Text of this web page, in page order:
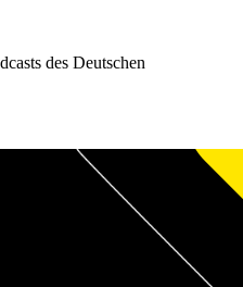
des Deutschen